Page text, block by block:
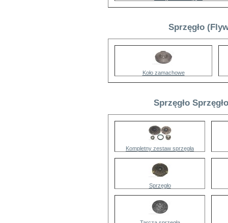
Sprzęgło
Koło zamachowe
Sprzęgło
Kompletny zestaw sprzęgła
Sprzęgło